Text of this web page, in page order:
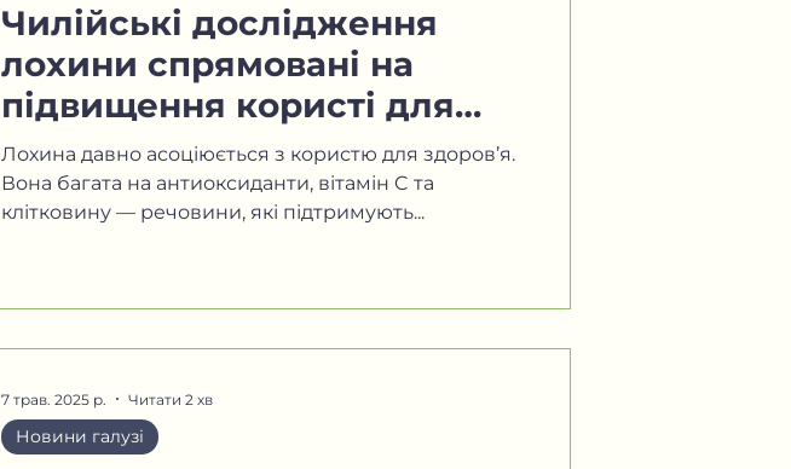
Чилійські дослідження
лохини спрямовані на
підвищення користі для
здоров’я та якості ягоди
Лохина давно асоціюється з користю для здоров’я.
Вона багата на антиоксиданти, вітамін C та
клітковину — речовини, які підтримують...
Новини галузі
7 трав. 2025 р. Читати 2 хв